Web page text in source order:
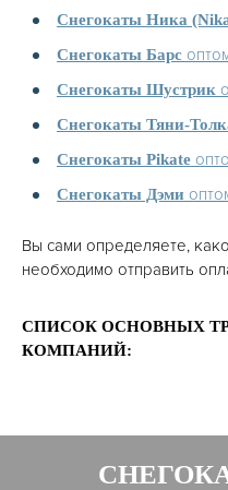
Снегокаты Ника
Снегокаты Барс
Снегокаты Шустрик
Снегокаты Тяни-
Снегокаты Pikate
Снегокаты Дэми
Вы сами определяете,
необходимо отправить
СПИСОК ОСНОВНЫХ
КОМПАНИЙ: